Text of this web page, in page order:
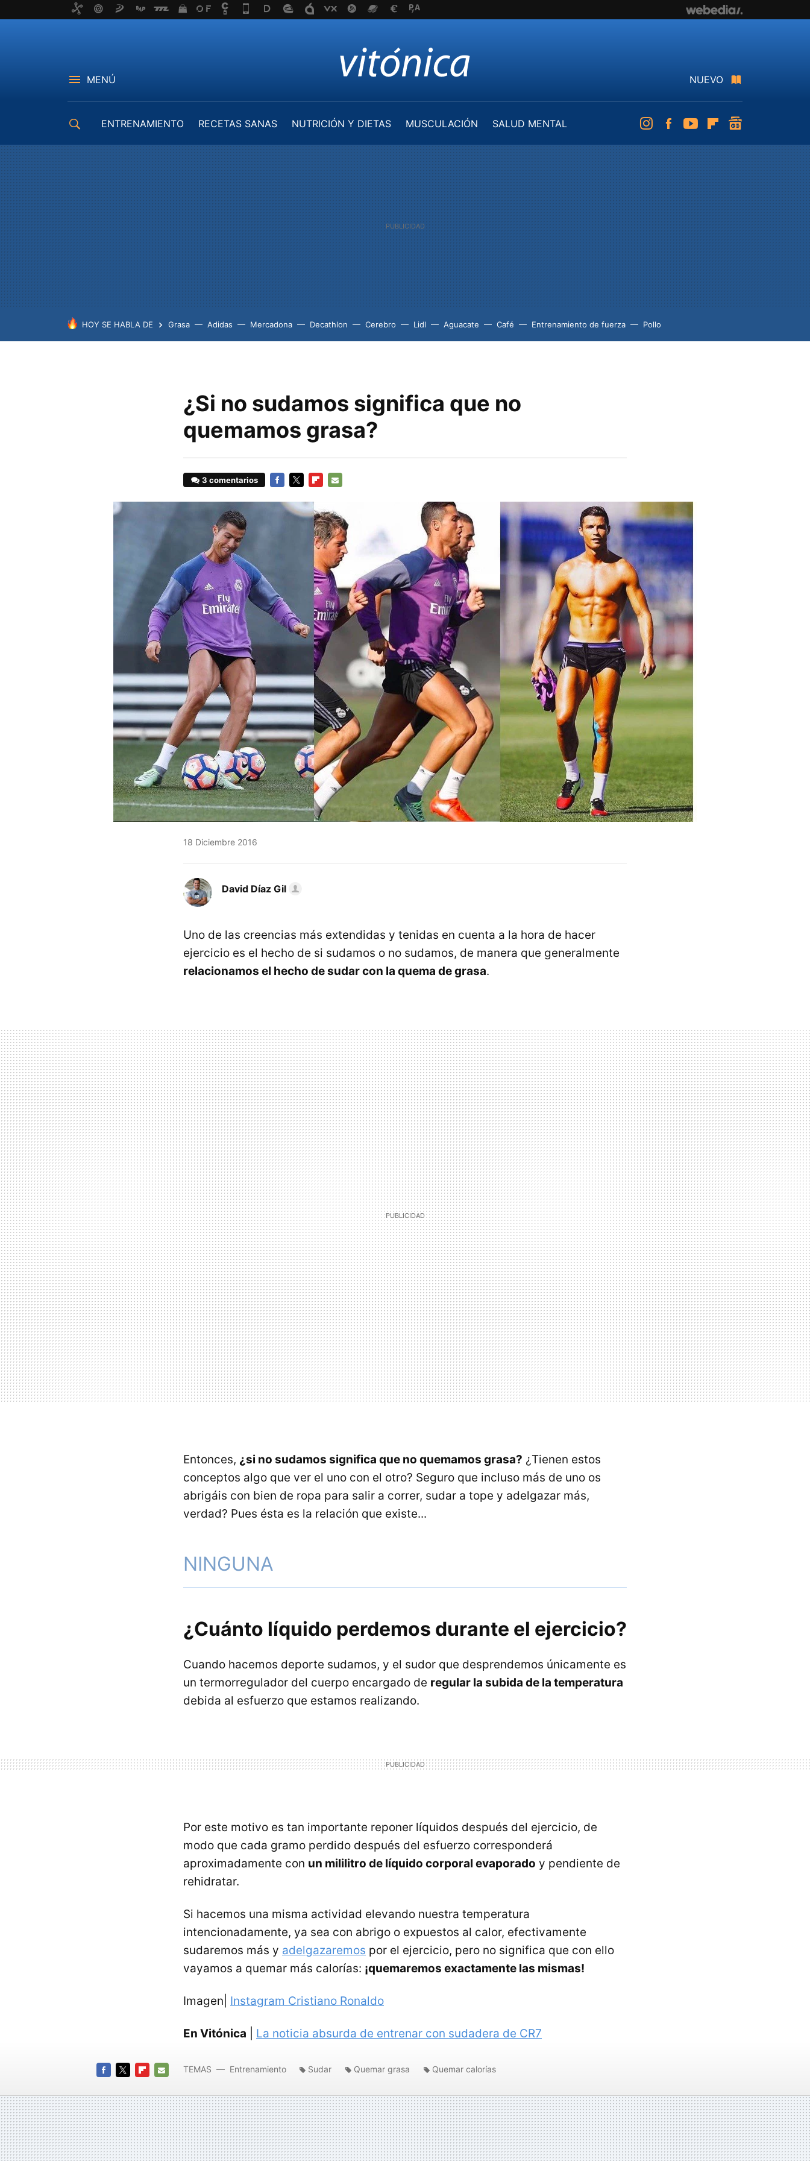
MENÚ NUEVO
ENTRENAMIENTO RECETAS SANAS NUTRICIÓN Y DIETAS MUSCULACIÓN
SALUD MENTAL
InstagramFacebookYoutubeFlipboard
HOY SE HABLA DE Grasa Adidas Mercadona Decathlon Cerebro Lidl Aguacate Café Entrenamiento de fuerza Pollo
¿Si no sudamos significa que no
quemamos grasa?
3 comentarios
MAIL
18 Diciembre 2016
David Díaz Gil
Uno de las creencias más extendidas y tenidas en cuenta a la hora de hacer
ejercicio es el hecho de si sudamos o no sudamos, de manera que generalmente
relacionamos el hecho de sudar con la quema de grasa.
Entonces, ¿si no sudamos significa que no quemamos grasa? ¿Tienen estos
conceptos algo que ver el uno con el otro? Seguro que incluso más de uno os
abrigáis con bien de ropa para salir a correr, sudar a tope y adelgazar más,
verdad? Pues ésta es la relación que existe...
NINGUNA
¿Cuánto líquido perdemos durante el ejercicio?
Cuando hacemos deporte sudamos, y el sudor que desprendemos únicamente es
un termorregulador del cuerpo encargado de regular la subida de la temperatura
debida al esfuerzo que estamos realizando.
Por este motivo es tan importante reponer líquidos después del ejercicio, de
modo que cada gramo perdido después del esfuerzo corresponderá
aproximadamente con un mililitro de líquido corporal evaporado y pendiente de
rehidratar.
Si hacemos una misma actividad elevando nuestra temperatura
intencionadamente, ya sea con abrigo o expuestos al calor, efectivamente
sudaremos más y adelgazaremos por el ejercicio, pero no significa que con ello
vayamos a quemar más calorías: ¡quemaremos exactamente las mismas!
Imagen| Instagram Cristiano Ronaldo
En Vitónica La noticia absurda de entrenar con sudadera de CR7
MAIL
TEMAS Entrenamiento Sudar Quemar grasa Quemar calorías